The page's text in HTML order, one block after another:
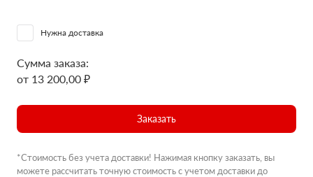
Нужна доставка
Сумма заказа:
от 13 200,00 ₽
Заказать
*Стоимость без учета доставки! Нажимая кнопку заказать, вы
можете рассчитать точную стоимость с учетом доставки до